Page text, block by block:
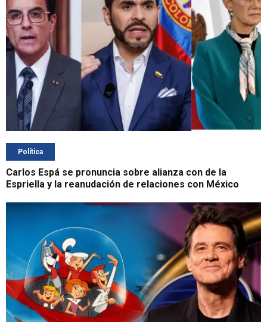
Política
Carlos Espá se pronuncia sobre alianza con de la
Espriella y la reanudación de relaciones con México